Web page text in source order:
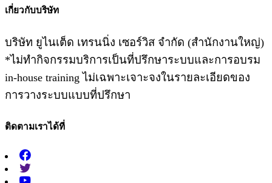
เกี่ยวกับบริษัท
บริษัท ยูไนเต็ด เทรนนิ่ง เซอร์วิส จำกัด (สำนักงานใหญ่)
*ไม่ทำกิจกรรมบริการเป็นที่ปรึกษาระบบและการอบรม
in-house training ไม่เฉพาะเจาะจงในรายละเอียดของ
การวางระบบแบบที่ปรึกษา
ติดตามเราได้ที่